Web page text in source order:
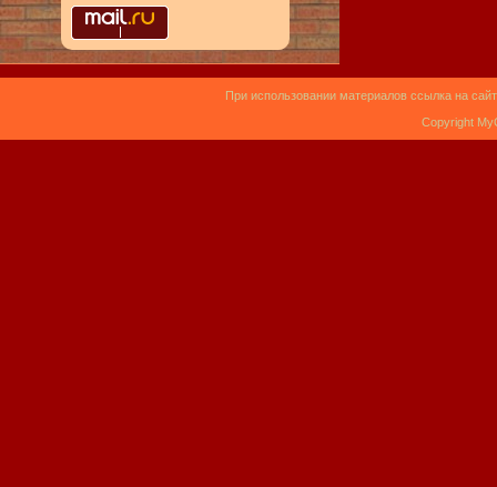
При использовании материалов ссылка на
Copyright